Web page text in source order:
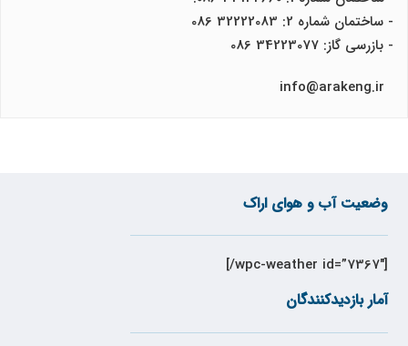
- ساختمان شماره 2: 32222083 086
- بازرسی گاز: 34223077 086
وضعیت آب و هوای اراک
[wpc-weather id=”7367″/]
آمار بازدیدکنندگان